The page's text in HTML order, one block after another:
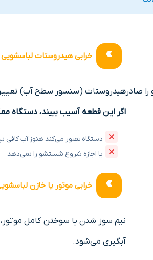
صادر
خرابی هیدروستات لباسشویی
هیدروستات (سنسور سطح آب)
اگر این قطعه آسیب ببیند، دستگاه
دستگاه تصور می‌کند هنوز آب کافی
یا اجازه شروع شستشو را نمی‌دهد
خرابی موتور یا خازن
نیم سوز شدن یا سوختن کامل موتور،
آبگیری می‌شود.